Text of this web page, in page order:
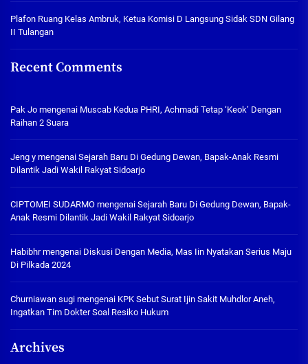
Plafon Ruang Kelas Ambruk, Ketua Komisi D Langsung Sidak SDN Gilang
II Tulangan
Recent Comments
Pak Jo mengenai Muscab Kedua PHRI, Achmadi Tetap ‘Keok’ Dengan
Raihan 2 Suara
Jeng y mengenai Sejarah Baru Di Gedung Dewan, Bapak-Anak Resmi
Dilantik Jadi Wakil Rakyat Sidoarjo
CIPTOMEI SUDARMO mengenai Sejarah Baru Di Gedung Dewan, Bapak-
Anak Resmi Dilantik Jadi Wakil Rakyat Sidoarjo
Habibhrmengenai Diskusi Dengan Media, Mas Iin Nyatakan Serius Maju
Di Pilkada 2024
Churniawan sugi mengenai KPK Sebut Surat Ijin Sakit Muhdlor Aneh,
Ingatkan Tim Dokter Soal Resiko Hukum
Archives